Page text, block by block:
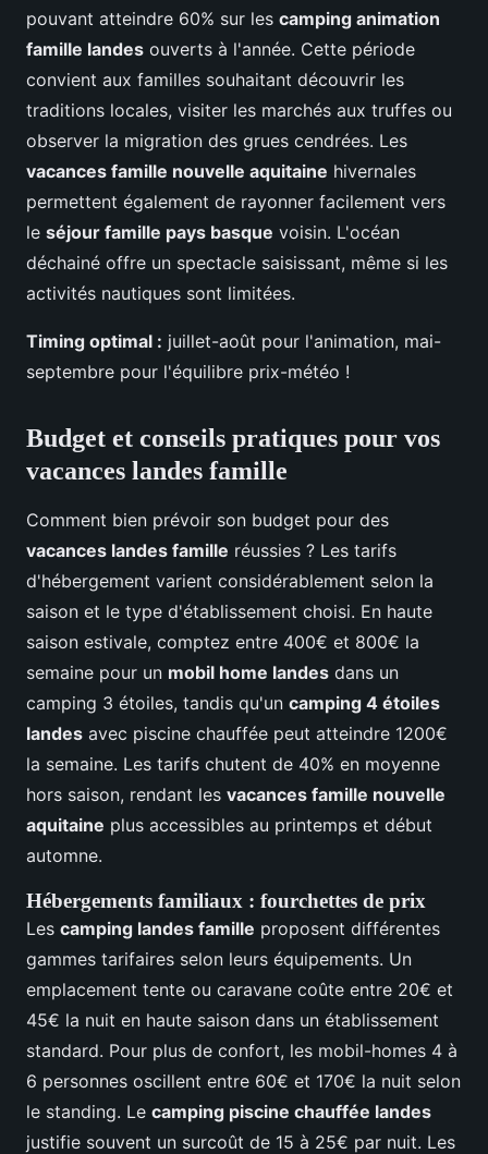
pouvant atteindre 60% sur les camping animation
famille landes ouverts à l'année. Cette période
convient aux familles souhaitant découvrir les
traditions locales, visiter les marchés aux truffes ou
observer la migration des grues cendrées. Les
vacances famille nouvelle aquitaine hivernales
permettent également de rayonner facilement vers
le séjour famille pays basque voisin. L'océan
déchainé offre un spectacle saisissant, même si les
activités nautiques sont limitées.
Timing optimal : juillet-août pour l'animation, mai-
septembre pour l'équilibre prix-météo !
Budget et conseils pratiques pour vos
vacances landes famille
Comment bien prévoir son budget pour des
vacances landes famille réussies ? Les tarifs
d'hébergement varient considérablement selon la
saison et le type d'établissement choisi. En haute
saison estivale, comptez entre 400€ et 800€ la
semaine pour un mobil home landes dans un
camping 3 étoiles, tandis qu'un camping 4 étoiles
landes avec piscine chauffée peut atteindre 1200€
la semaine. Les tarifs chutent de 40% en moyenne
hors saison, rendant les vacances famille nouvelle
aquitaine plus accessibles au printemps et début
automne.
Hébergements familiaux : fourchettes de prix
Les camping landes famille proposent différentes
gammes tarifaires selon leurs équipements. Un
emplacement tente ou caravane coûte entre 20€ et
45€ la nuit en haute saison dans un établissement
standard. Pour plus de confort, les mobil-homes 4 à
6 personnes oscillent entre 60€ et 170€ la nuit selon
le standing. Le camping piscine chauffée landes
justifie souvent un surcoût de 15 à 25€ par nuit. Les